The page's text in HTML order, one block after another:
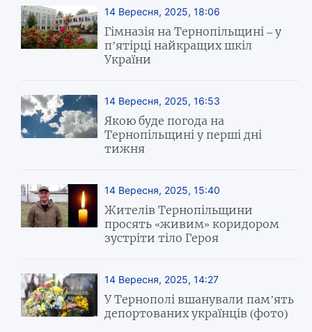
14 Вересня, 2025, 18:06
Гімназія на Тернопільщині – у
п’ятірці найкращих шкіл
України
14 Вересня, 2025, 16:53
Якою буде погода на
Тернопільщині у перші дні
тижня
14 Вересня, 2025, 15:40
Жителів Тернопільщини
просять «живим» коридором
зустріти тіло Героя
14 Вересня, 2025, 14:27
У Тернополі вшанували пам’ять
депортованих українців (фото)